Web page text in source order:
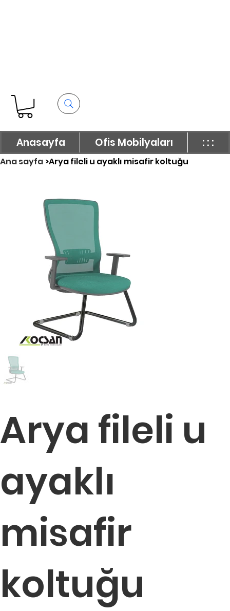
Anasayfa Ofis Mobilyaları : : :
Ana sayfa>Arya fileli u ayaklı misafir koltuğu
Arya fileli u
ayaklı
misafir
koltuğu